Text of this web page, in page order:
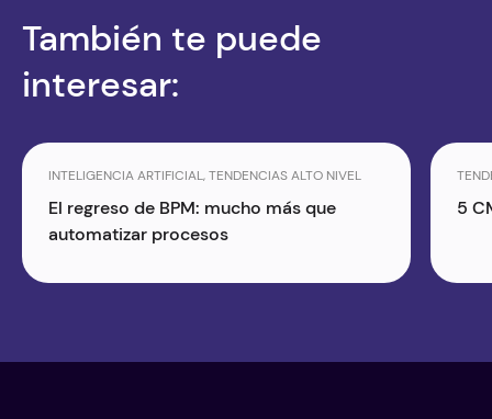
También te puede
interesar:
INTELIGENCIA ARTIFICIAL, TENDENCIAS ALTO NIVEL
El regreso de BPM: mucho más que
automatizar procesos
5